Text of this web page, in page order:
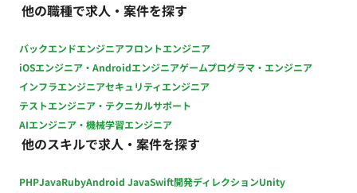
他の職種で求人・案件を探す
バックエンドエンジニアフロントエンジニア
iOSエンジニア・Androidエンジニアゲームプログラマ・エンジニア
インフラエンジニアセキュリティエンジニア
テストエンジニア・テクニカルサポート
AIエンジニア・機械学習エンジニア
他のスキルで求人・案件を探す
PHPJavaRubyAndroid JavaSwift開発ディレクションUnity